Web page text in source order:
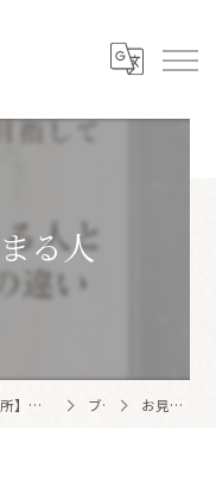
る人
【究極のパートナーと出逢える結婚相談所】目黒区・品川区で結婚相談所ならアノー・ド・マリアージュ 目黒婚活サロン ブログ お見合いが決まる人